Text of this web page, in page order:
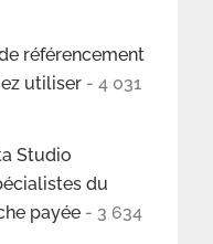
référencement
utiliser - 4 031
Studio
du
payée - 3 634